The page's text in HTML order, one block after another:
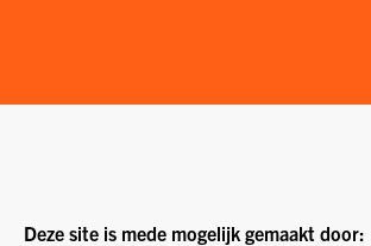
Deze site is mede mogelijk gemaakt door: